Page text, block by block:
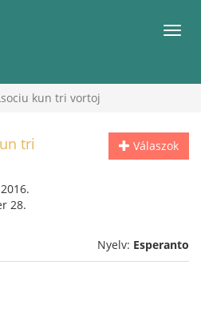
kun tri vortoj
Válaszok
tri
28.
Nyelv: Esperanto